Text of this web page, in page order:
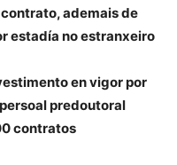
ademais de
estadía no estranxeiro
en vigor por
predoutoral
contratos